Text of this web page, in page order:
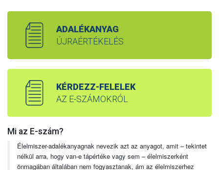
ADALÉKANYAG
ÚJRAÉRTÉKELÉS
KÉRDEZZ-FELELEK
AZ E-SZÁMOKRÓL
Mi az E-szám?
Élelmiszer-adalékanyagnak nevezik azt az anyagot, amit – tekintet
nélkül arra, hogy van-e tápértéke vagy sem – élelmiszerként
önmagában általában nem fogyasztanak, ám az élelmiszerhez